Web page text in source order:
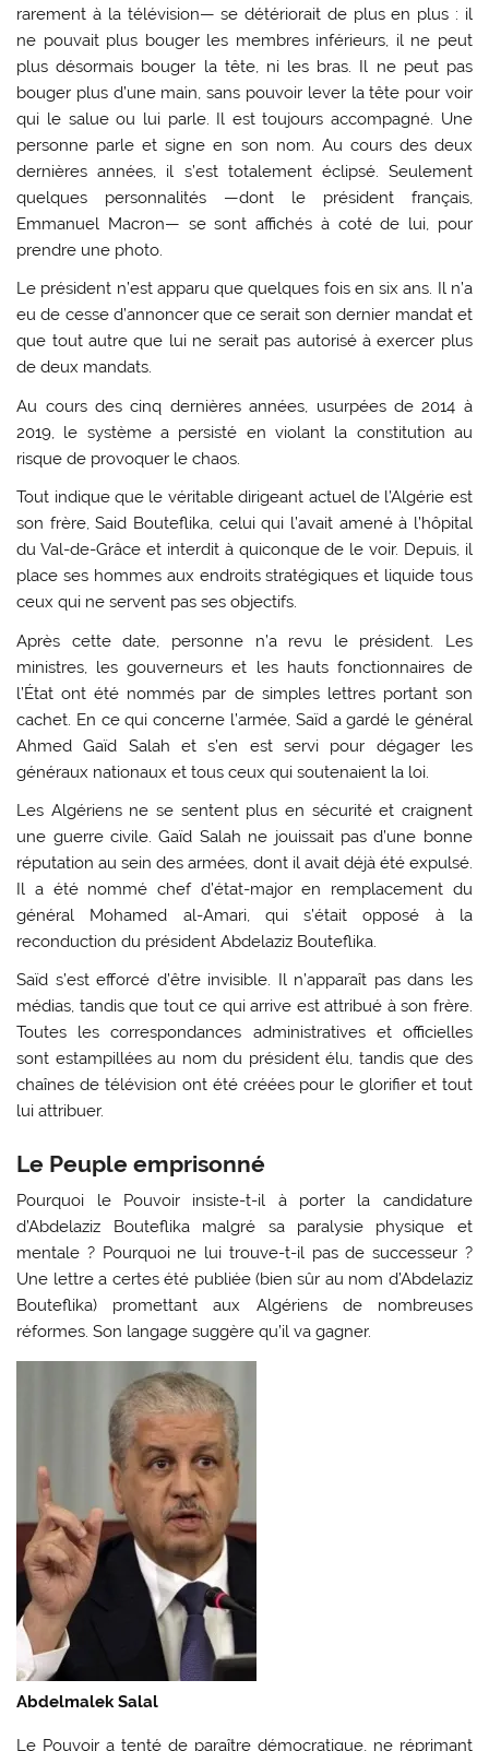
rarement à la télévision— se détériorait de plus en plus : il
ne pouvait plus bouger les membres inférieurs, il ne peut
plus désormais bouger la tête, ni les bras. Il ne peut pas
bouger plus d’une main, sans pouvoir lever la tête pour voir
qui le salue ou lui parle. Il est toujours accompagné. Une
personne parle et signe en son nom. Au cours des deux
dernières années, il s’est totalement éclipsé. Seulement
quelques personnalités —dont le président français,
Emmanuel Macron— se sont affichés à coté de lui, pour
prendre une photo.
Le président n’est apparu que quelques fois en six ans. Il n’a
eu de cesse d’annoncer que ce serait son dernier mandat et
que tout autre que lui ne serait pas autorisé à exercer plus
de deux mandats.
Au cours des cinq dernières années, usurpées de 2014 à
2019, le système a persisté en violant la constitution au
risque de provoquer le chaos.
Tout indique que le véritable dirigeant actuel de l’Algérie est
son frère, Said Bouteflika, celui qui l’avait amené à l’hôpital
du Val-de-Grâce et interdit à quiconque de le voir. Depuis, il
place ses hommes aux endroits stratégiques et liquide tous
ceux qui ne servent pas ses objectifs.
Après cette date, personne n’a revu le président. Les
ministres, les gouverneurs et les hauts fonctionnaires de
l’État ont été nommés par de simples lettres portant son
cachet. En ce qui concerne l’armée, Saïd a gardé le général
Ahmed Gaïd Salah et s’en est servi pour dégager les
généraux nationaux et tous ceux qui soutenaient la loi.
Les Algériens ne se sentent plus en sécurité et craignent
une guerre civile. Gaïd Salah ne jouissait pas d’une bonne
réputation au sein des armées, dont il avait déjà été expulsé.
Il a été nommé chef d’état-major en remplacement du
général Mohamed al-Amari, qui s’était opposé à la
reconduction du président Abdelaziz Bouteflika.
Saïd s’est efforcé d’être invisible. Il n’apparaît pas dans les
médias, tandis que tout ce qui arrive est attribué à son frère.
Toutes les correspondances administratives et officielles
sont estampillées au nom du président élu, tandis que des
chaînes de télévision ont été créées pour le glorifier et tout
lui attribuer.
Le Peuple emprisonné
Pourquoi le Pouvoir insiste-t-il à porter la candidature
d’Abdelaziz Bouteflika malgré sa paralysie physique et
mentale ? Pourquoi ne lui trouve-t-il pas de successeur ?
Une lettre a certes été publiée (bien sûr au nom d’Abdelaziz
Bouteflika) promettant aux Algériens de nombreuses
réformes. Son langage suggère qu’il va gagner.
Abdelmalek Salal
Le Pouvoir a tenté de paraître démocratique, ne réprimant